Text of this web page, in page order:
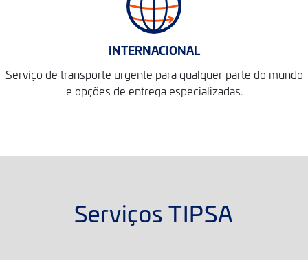
INTERNACIONAL
Serviço de transporte urgente para qualquer parte do mundo
e opções de entrega especializadas.
Serviços TIPSA